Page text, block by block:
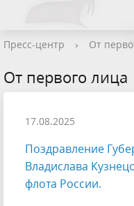
Пресс-центр › От
От первого лица
17.08.2025
Поздравление
Владислава
флота России.